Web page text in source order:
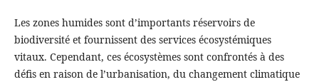
Les zones humides sont d’importants réservoirs de
biodiversité et fournissent des services écosystémiques
vitaux. Cependant, ces écosystèmes sont confrontés à des
défis en raison de l’urbanisation, du changement climatique